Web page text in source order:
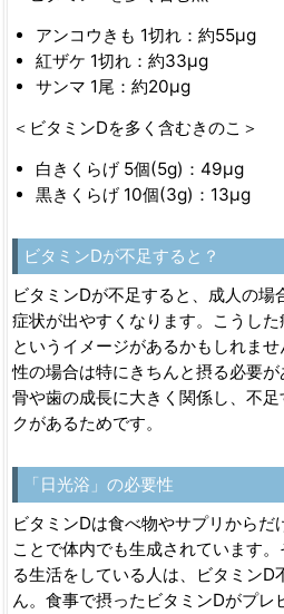
アンコウきも 1切れ：約55μg
紅ザケ 1切れ：約33μg
サンマ 1尾：約20μg
＜ビタミンDを多く含むきのこ＞
白きくらげ 5個(5g)：49μg
黒きくらげ 10個(3g)：13μg
ビタミンDが不足すると？
ビタミンDが不足すると、成人の場
症状が出やすくなります。こうした
というイメージがあるかもしれま
性の場合は特にきちんと摂る必要
骨や歯の成長に大きく関係し、不
クがあるためです。
「日光浴」の必要性
ビタミンDは食べ物やサプリからだ
ことで体内でも生成されています
る生活をしている人は、ビタミンD
ん。食事で摂ったビタミンDがプレ